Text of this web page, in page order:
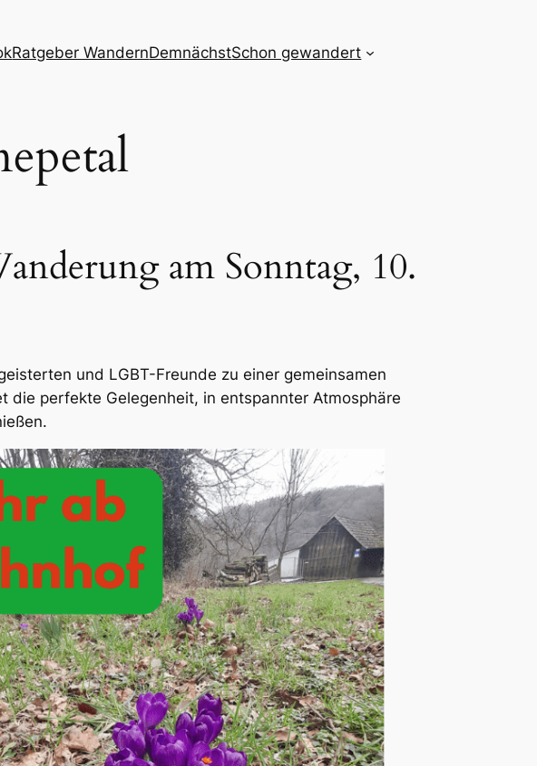
Ratgeber WandernDemnächstSchon gewandert
am Sonntag, 10.
und LGBT-Freunde zu einer gemeinsamen
die perfekte Gelegenheit, in entspannter Atmosphäre